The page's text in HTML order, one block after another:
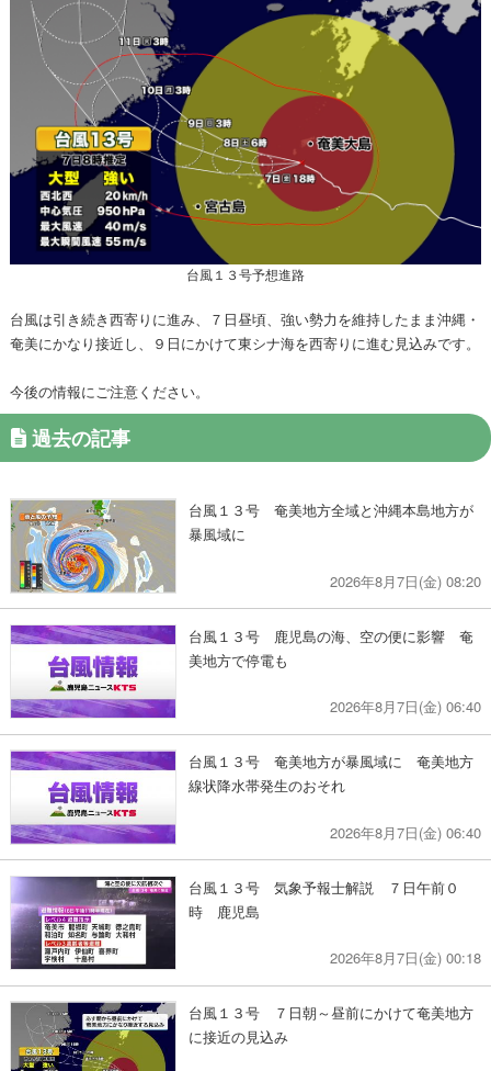
台風１３号予想進路
台風は引き続き西寄りに進み、７日昼頃、強い勢力を維持したまま沖縄・
奄美にかなり接近し、９日にかけて東シナ海を西寄りに進む見込みです。
今後の情報にご注意ください。
過去の記事
台風１３号 奄美地方全域と沖縄本島地方が
暴風域に
2026年8月7日(金) 08:20
台風１３号 鹿児島の海、空の便に影響 奄
美地方で停電も
2026年8月7日(金) 06:40
台風１３号 奄美地方が暴風域に 奄美地方
線状降水帯発生のおそれ
2026年8月7日(金) 06:40
台風１３号 気象予報士解説 ７日午前０
時 鹿児島
2026年8月7日(金) 00:18
台風１３号 ７日朝～昼前にかけて奄美地方
に接近の見込み